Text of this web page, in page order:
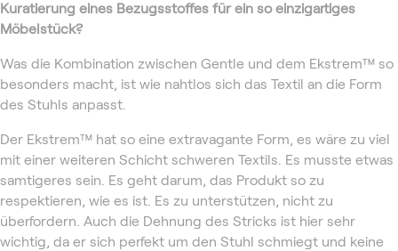
Kuratierung eines Bezugsstoffes für ein so einzigartiges
Möbelstück?
Was die Kombination zwischen Gentle und dem Ekstrem™ so
besonders macht, ist wie nahtlos sich das Textil an die Form
des Stuhls anpasst.
Der Ekstrem™ hat so eine extravagante Form, es wäre zu viel
mit einer weiteren Schicht schweren Textils. Es musste etwas
samtigeres sein. Es geht darum, das Produkt so zu
respektieren, wie es ist. Es zu unterstützen, nicht zu
überfordern. Auch die Dehnung des Stricks ist hier sehr
wichtig, da er sich perfekt um den Stuhl schmiegt und keine